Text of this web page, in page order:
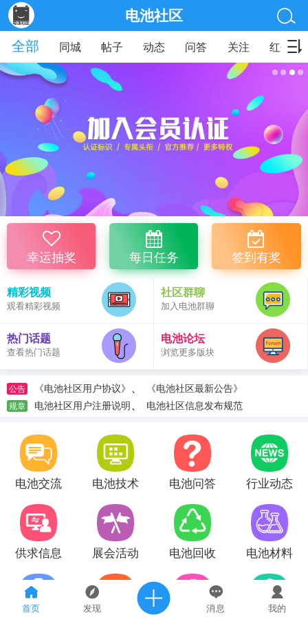
首页 发现 消息 我的
电池社区
全部
同城 帖子 动态 问答 关注 红包
幸运抽奖 每日任务 签到有奖
精彩视频
观看精彩视频
社区群聊
加入电池群聊
热门话题
查看热门话题
电池论坛
浏览更多版块
公告 《电池社区用户协议》 、 《电池社区最新公告》
规章 电池社区用户注册说明、 电池社区信息发布规范
电池交流 电池技术 电池问答 行业动态
供求信息 展会活动 电池回收 电池材料